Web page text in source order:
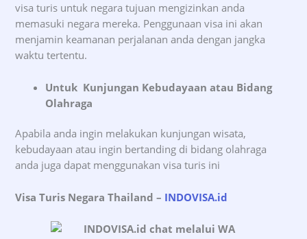
visa turis untuk negara tujuan mengizinkan anda
memasuki negara mereka. Penggunaan visa ini akan
menjamin keamanan perjalanan anda dengan jangka
waktu tertentu.
Untuk Kunjungan Kebudayaan atau Bidang
Olahraga
Apabila anda ingin melakukan kunjungan wisata,
kebudayaan atau ingin bertanding di bidang olahraga
anda juga dapat menggunakan visa turis ini
Visa Turis Negara Thailand – INDOVISA.id